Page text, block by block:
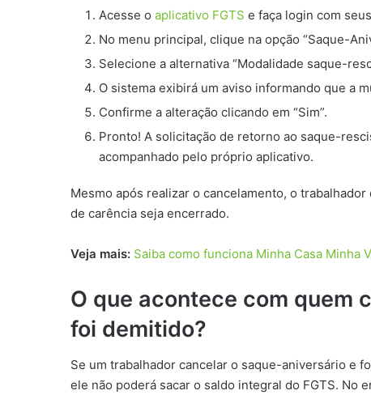
Acesse o aplicativo FGTS e faça login com
No menu principal, clique na opção “Saque-
Selecione a alternativa “Modalidade saque-
O sistema exibirá um aviso informando que a
Confirme a alteração clicando em “Sim”.
Pronto! A solicitação de retorno ao saque-
acompanhado pelo próprio aplicativo.
Mesmo após realizar o cancelamento, o
de carência seja encerrado.
Veja mais: Saiba como funciona Minha Casa Minha
O que acontece com quem
foi demitido?
Se um trabalhador cancelar o saque-aniversário e
ele não poderá sacar o saldo integral do FGTS.